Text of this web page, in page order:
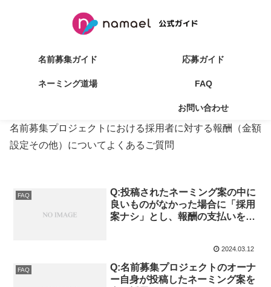
名前募集ガイド 応募ガイド
ネーミング道場 FAQ
お問い合わせ
名前募集プロジェクトにおける採用者に対する報酬（金額
設定その他）についてよくあるご質問
FAQ
Q:投稿されたネーミング案の中に
良いものがなかった場合に「採用
案ナシ」とし、報酬の支払いを見
2024.03.12
FAQ
Q:名前募集プロジェクトのオーナ
ー自身が投稿したネーミング案を